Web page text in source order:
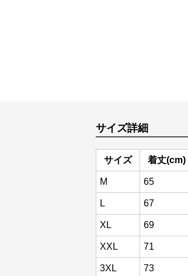
サイズ詳細
サイズ 着丈(cm)
M 65
L 67
XL 69
XXL 71
3XL 73